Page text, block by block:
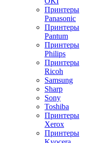
Принтеры
Panasonic
Принтеры
Pantum
Принтеры
Philips
Принтеры
Ricoh
Samsung
Sharp
Sony
Toshiba
Принтеры
Xerox
Принтеры